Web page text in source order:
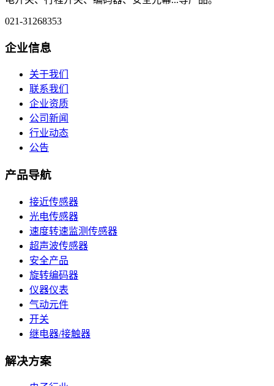
021-31268353
企业信息
关于我们
联系我们
企业资质
公司新闻
行业动态
公告
产品导航
接近传感器
光电传感器
速度转速监测传感器
超声波传感器
安全产品
旋转编码器
仪器仪表
气动元件
开关
继电器/接触器
解决方案